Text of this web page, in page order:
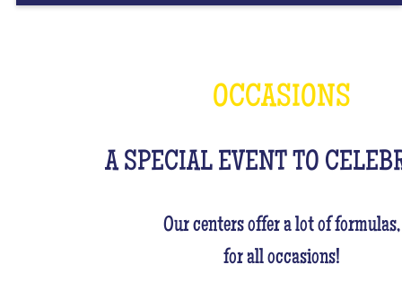
OCCASIONS
A SPECIAL EVENT TO
Our centers offer a lot of formulas,
for all occasions!